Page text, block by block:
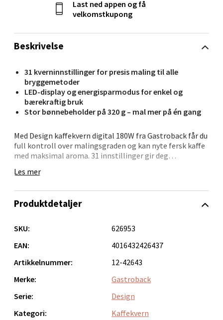
Beskrivelse
31 kverninnstillinger for presis maling til alle
bryggemetoder
LED-display og energisparmodus for enkel og
bærekraftig bruk
Stor bønnebeholder på 320 g – mal mer på én gang
Med Design kaffekvern digital 180W fra Gastroback får du
full kontroll over malingsgraden og kan nyte fersk kaffe
med maksimal aroma. 31 innstillinger gir deg
finmalt for espresso.
å male til mange på en gang. LED-displayet gir
kvernen effektiv i bruk.
Med sitt stilrene ståldesign passer den perfekt på
Les mer
Last ned appen og få
velkomstkupong
Produktdetaljer
SKU:
626953
EAN:
4016432426437
Artikkelnummer:
12-42643
Merke:
Gastroback
Serie:
Design
Kategori:
Kaffekvern
Narvik - Thon Senter Malmporten
Åpent i dag 10-18
0 i butikk
Velg
Bergen - Oasen Senter
Folke Bernadottes vei 52, 5147 Fyllingsdalen
Åpent i dag 10-18
Oppdal - Aunasenteret
Aunasenteret, Sunndalsvegen 3, 7340 Oppdal